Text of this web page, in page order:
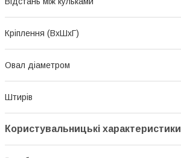
Кріплення (ВхШхГ)
Овал діаметром
Штирів
Користувальницькі характеристики